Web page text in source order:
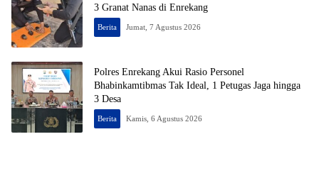
3 Granat Nanas di Enrekang
Berita Jumat, 7 Agustus 2026
Polres Enrekang Akui Rasio Personel
Bhabinkamtibmas Tak Ideal, 1 Petugas Jaga hingga
3 Desa
Berita Kamis, 6 Agustus 2026